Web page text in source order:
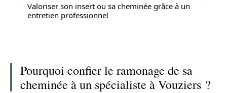
Valoriser son insert ou sa cheminée grâce à un
entretien professionnel
Pourquoi confier le ramonage de sa
cheminée à un spécialiste à Vouziers ?